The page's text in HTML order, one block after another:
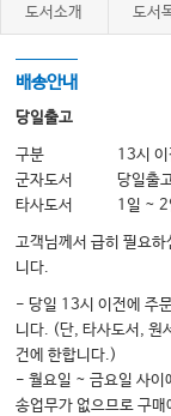
Part III Medications
10 Medications
Chin Swain
11 Medications
Carl Clare
12 Medications
Sam
도서소개 도서
배송안내
당일출고
구분 13시 이
군자도서
당일출
타사도서
1일 ~ 2
고객님께서 급히 필요
니다.
- 당일 13시 이전에 주
니다. (단, 타사도서, 원
건에 한합니다.)
- 월요일 ~ 금요일 사이
송업무가 없으므로 구